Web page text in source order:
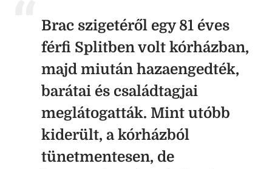
Brac szigetéről egy 81 éves
férfi Splitben volt kórházban,
majd miután hazaengedték,
barátai és családtagjai
meglátogatták. Mint utóbb
kiderült, a kórházból
tünetmentesen, de